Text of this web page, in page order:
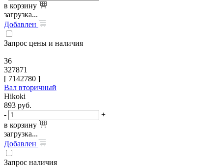
в корзину
загрузка...
Добавлен
Запрос цены и наличия
36
327871
[ 7142780 ]
Вал вторичный
Hikoki
893 руб.
-
+
в корзину
загрузка...
Добавлен
Запрос наличия